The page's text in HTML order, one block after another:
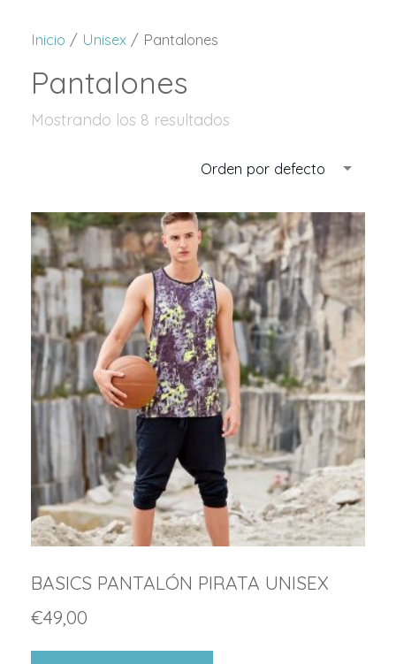
Inicio / Unisex / Pantalones
Pantalones
Mostrando los 8 resultados
Orden por defecto
BASICS PANTALÓN PIRATA UNISEX
€49,00